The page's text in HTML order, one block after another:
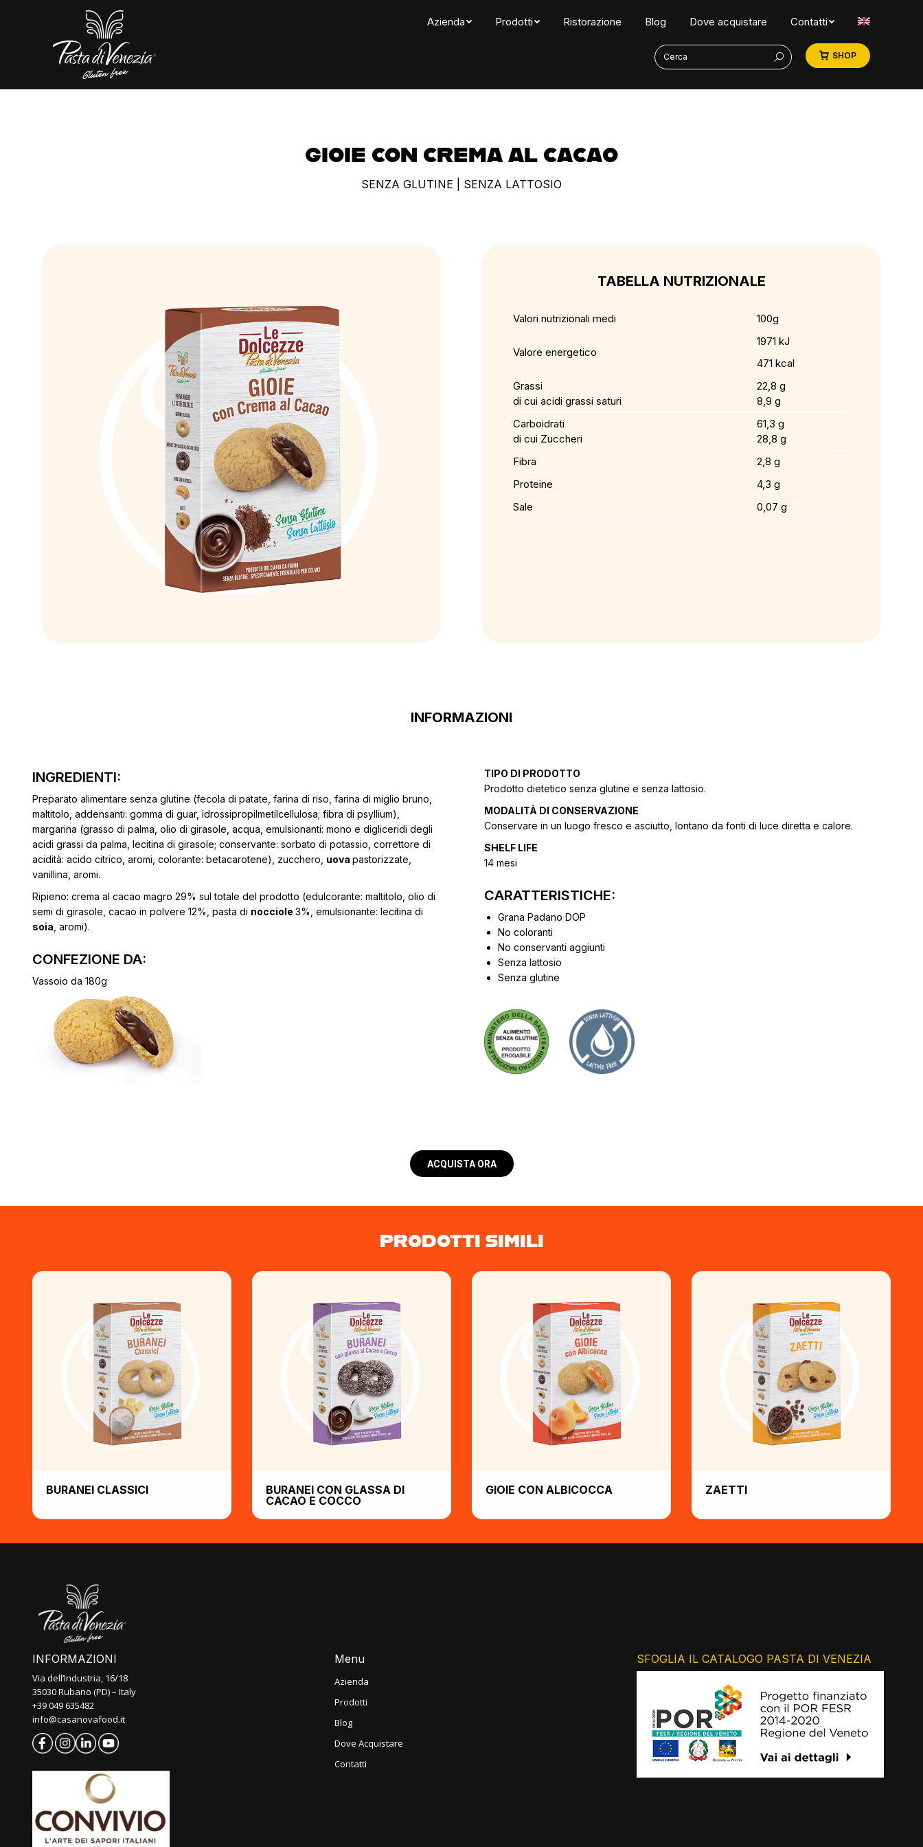
Azienda Prodotti Ristorazione Blog Dove acquistare Contatti
Search: SHOP
GIOIE CON CREMA AL CACAO
SENZA GLUTINE | SENZA LATTOSIO
TABELLA NUTRIZIONALE
Valori nutrizionali medi 100g
Valore energetico
1971 kJ
471 kcal
Grassi
di cui acidi grassi saturi
22,8 g
8,9 g
Carboidrati
di cui Zuccheri
61,3 g
28,8 g
Fibra
2,8 g
Proteine
4,3 g
Sale
0,07 g
INFORMAZIONI
INGREDIENTI:
Preparato alimentare senza glutine (fecola di patate, farina di riso, farina di miglio bruno,
maltitolo, addensanti: gomma di guar, idrossipropilmetilcellulosa; fibra di psyllium),
margarina (grasso di palma, olio di girasole, acqua, emulsionanti: mono e digliceridi degli
acidi grassi da palma, lecitina di girasole; conservante: sorbato di potassio, correttore di
acidità: acido citrico, aromi, colorante: betacarotene), zucchero, uova pastorizzate,
vanillina, aromi.
Ripieno: crema al cacao magro 29% sul totale del prodotto (edulcorante: maltitolo, olio di
semi di girasole, cacao in polvere 12%, pasta di nocciole 3%, emulsionante: lecitina di
soia , aromi).
CONFEZIONE DA:
Vassoio da 180g
TIPO DI PRODOTTO
Prodotto dietetico senza glutine e senza lattosio.
MODALITÀ DI CONSERVAZIONE
Conservare in un luogo fresco e asciutto, lontano da fonti di luce diretta e calore.
SHELF LIFE
14 mesi
CARATTERISTICHE:
Grana Padano DOP
No coloranti
No conservanti aggiunti
Senza lattosio
Senza glutine
ACQUISTA ORA
PRODOTTI SIMILI
BURANEI CLASSICI
BURANEI CON GLASSA DI
CACAO E COCCO
GIOIE CON ALBICOCCA ZAETTI
INFORMAZIONI
Via dell’Industria, 16/18
35030 Rubano (PD) – Italy
+39 049 635482
info@casanovafood.it
Menu
Azienda
Prodotti
Blog
Dove Acquistare
Contatti
SFOGLIA IL CATALOGO PASTA DI VENEZIA